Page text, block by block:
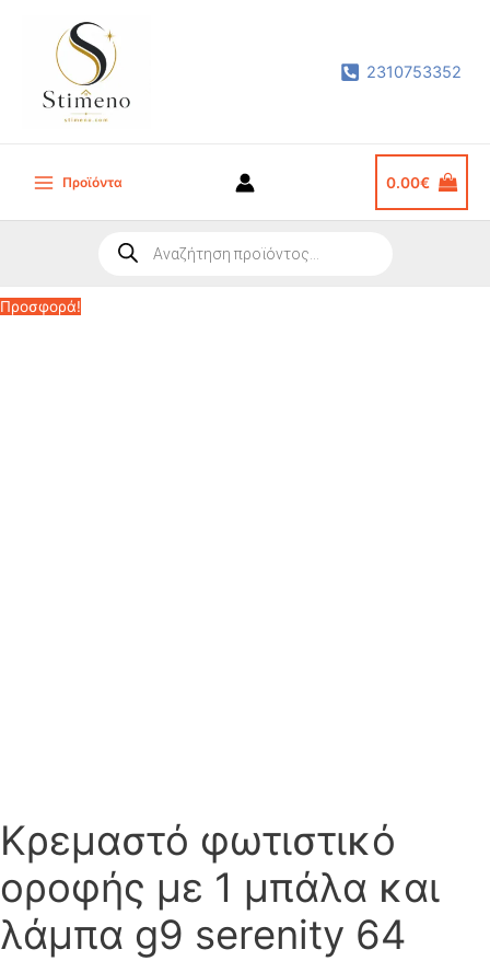
περιεχόμενο
2310753352
Main
Προϊόντα 0.00€
search
Προσφορά!
Κρεμαστό φωτιστικό
οροφής με 1 μπάλα και
λάμπα g9 serenity 64